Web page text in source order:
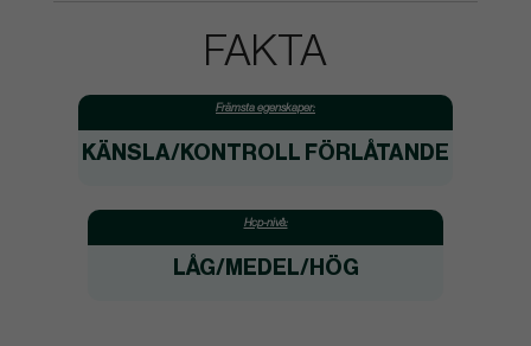
FAKTA
Främsta egenskaper:
KÄNSLA/KONTROLL FÖRLÅTANDE
Hcp-nivå:
LÅG/MEDEL/HÖG